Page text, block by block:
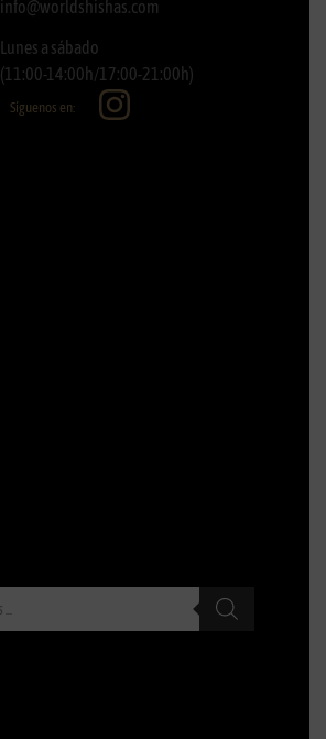
info@worldshishas.com
Lunes a sábado
(11:00-14:00h/17:00-21:00h)
Síguenos en: